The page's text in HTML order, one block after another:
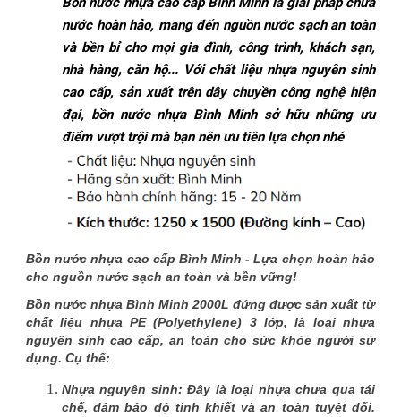
nước hoàn hảo, mang đến nguồn nước sạch an toàn
và bền bỉ cho mọi gia đình, công trình, khách sạn,
nhà hàng, căn hộ... Với chất liệu nhựa nguyên sinh
cao cấp, sản xuất trên dây chuyền công nghệ hiện
đại, bồn nước nhựa Bình Minh sở hữu những ưu
điểm vượt trội mà bạn nên ưu tiên lựa chọn nhé
Bồn nước nhựa cao cấp Bình Minh - Lựa chọn hoàn hảo
cho nguồn nước sạch an toàn và bền vững!
Bồn nước nhựa Bình Minh 2000L đứng được sản xuất từ
chất liệu nhựa PE (Polyethylene) 3 lớp, là loại nhựa
nguyên sinh cao cấp, an toàn cho sức khỏe người sử
dụng. Cụ thể:
Nhựa nguyên sinh: Đây là loại nhựa chưa qua tái
chế, đảm bảo độ tinh khiết và an toàn tuyệt đối.